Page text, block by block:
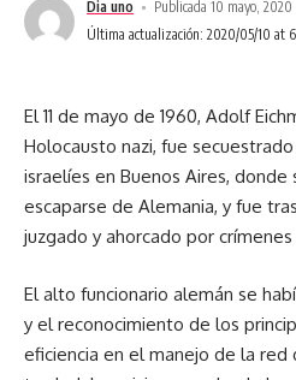
Última actualización: 2020/05/10 at
Dia uno Publicada 10 mayo, 2020
El 11 de mayo de 1960, Adolf
Holocausto nazi, fue
israelíes en Buenos Aires,
escaparse de Alemania, y fue
juzgado y ahorcado por
El alto funcionario alemán se
y el reconocimiento de los
eficiencia en el manejo de la red